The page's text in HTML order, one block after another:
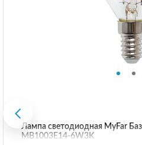
Лампа светодиодная MyFar
MB1003E14-6W3K